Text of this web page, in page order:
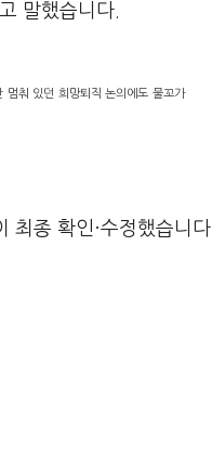
말했습니다.
멈춰 있던 희망퇴직 논의에도 물꼬가
최종 확인·수정했습니다.